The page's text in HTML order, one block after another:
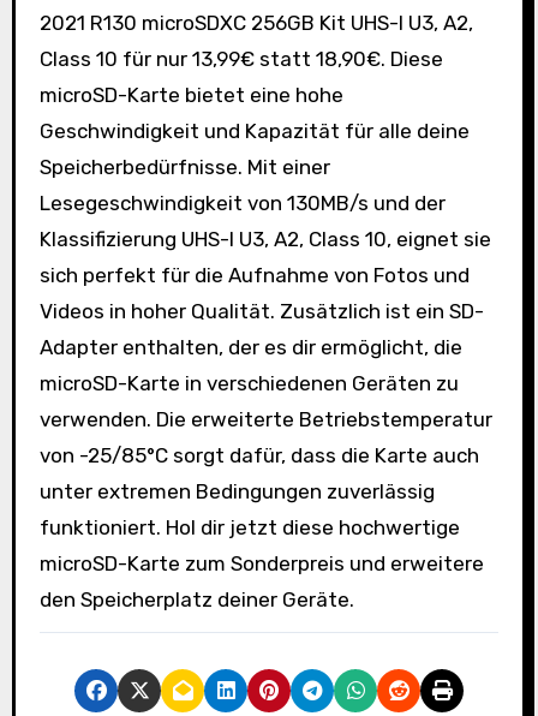
2021 R130 microSDXC 256GB Kit UHS-I U3, A2,
Class 10 für nur 13,99€ statt 18,90€. Diese
microSD-Karte bietet eine hohe
Geschwindigkeit und Kapazität für alle deine
Speicherbedürfnisse. Mit einer
Lesegeschwindigkeit von 130MB/s und der
Klassifizierung UHS-I U3, A2, Class 10, eignet sie
sich perfekt für die Aufnahme von Fotos und
Videos in hoher Qualität. Zusätzlich ist ein SD-
Adapter enthalten, der es dir ermöglicht, die
microSD-Karte in verschiedenen Geräten zu
verwenden. Die erweiterte Betriebstemperatur
von -25/85°C sorgt dafür, dass die Karte auch
unter extremen Bedingungen zuverlässig
funktioniert. Hol dir jetzt diese hochwertige
microSD-Karte zum Sonderpreis und erweitere
den Speicherplatz deiner Geräte.